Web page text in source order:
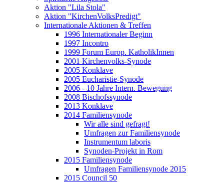
Aktion "Lila Stola"
Aktion "KirchenVolksPredigt"
Internationale Aktionen & Treffen
1996 Internationaler Beginn
1997 Incontro
1999 Forum Europ. KatholikInnen
2001 Kirchenvolks-Synode
2005 Konklave
2005 Eucharistie-Synode
2006 - 10 Jahre Intern. Bewegung
2008 Bischofssynode
2013 Konklave
2014 Familiensynode
Wir alle sind gefragt!
Umfragen zur Familiensynode
Instrumentum laboris
Synoden-Projekt in Rom
2015 Familiensynode
Umfragen Familiensynode 2015
2015 Council 50